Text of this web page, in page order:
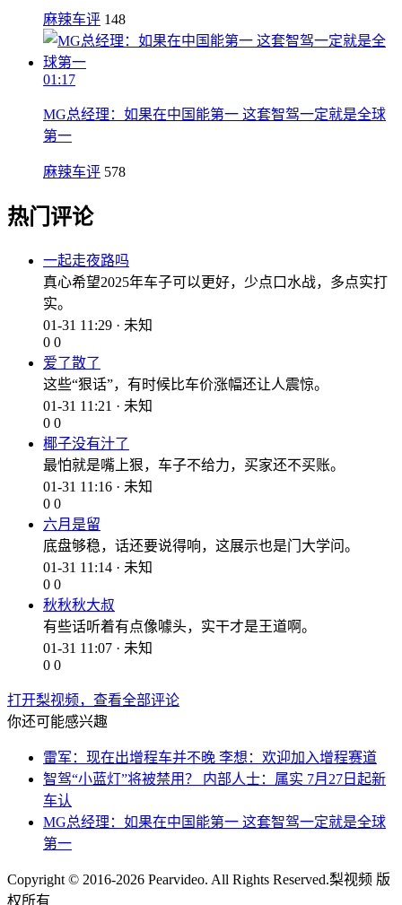
麻辣车评 148
01:17
MG总经理：如果在中国能第一 这套智驾一定就是全球
第一
麻辣车评 578
热门评论
一起走夜路吗
真心希望2025年车子可以更好，少点口水战，多点实打
实。
01-31 11:29 · 未知
0 0
爱了散了
这些“狠话”，有时候比车价涨幅还让人震惊。
01-31 11:21 · 未知
0 0
椰子没有汁了
最怕就是嘴上狠，车子不给力，买家还不买账。
01-31 11:16 · 未知
0 0
六月是留
底盘够稳，话还要说得响，这展示也是门大学问。
01-31 11:14 · 未知
0 0
秋秋秋大叔
有些话听着有点像噱头，实干才是王道啊。
01-31 11:07 · 未知
0 0
打开梨视频，查看全部评论
你还可能感兴趣
雷军：现在出增程车并不晚 李想：欢迎加入增程赛道
智驾“小蓝灯”将被禁用？ 内部人士：属实 7月27日起新
车认
MG总经理：如果在中国能第一 这套智驾一定就是全球
第一
Copyright © 2016-2026 Pearvideo. All Rights Reserved.梨视频 版
权所有